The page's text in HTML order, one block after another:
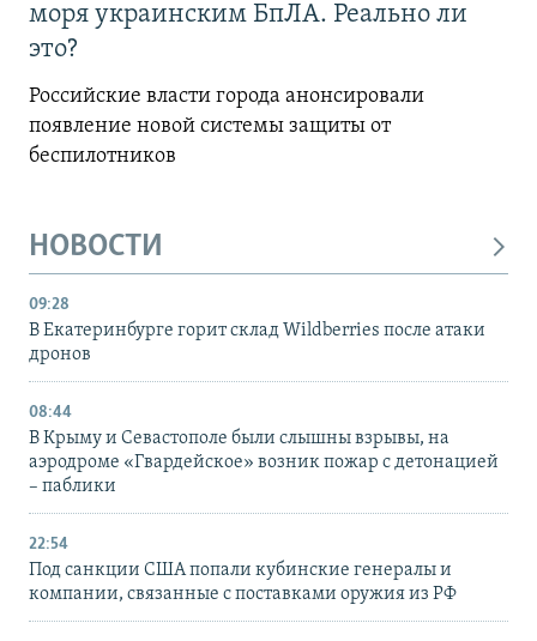
моря украинским БпЛА. Реально ли
это?
Российские власти города анонсировали
появление новой системы защиты от
беспилотников
НОВОСТИ
09:28
В Екатеринбурге горит склад Wildberries после атаки
дронов
08:44
В Крыму и Севастополе были слышны взрывы, на
аэродроме «Гвардейское» возник пожар с детонацией
– паблики
22:54
Под санкции США попали кубинские генералы и
компании, связанные с поставками оружия из РФ